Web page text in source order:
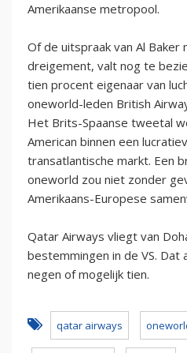
Amerikaanse metropool.
Of de uitspraak van Al Baker
dreigement, valt nog te
tien procent eigenaar van
oneworld-leden British
Het Brits-Spaanse tweetal
American binnen een
transatlantische markt. Een
oneworld zou niet zonder
Amerikaans-Europese
Qatar Airways vliegt van
bestemmingen in de VS.
negen of mogelijk tien.
qatar airways